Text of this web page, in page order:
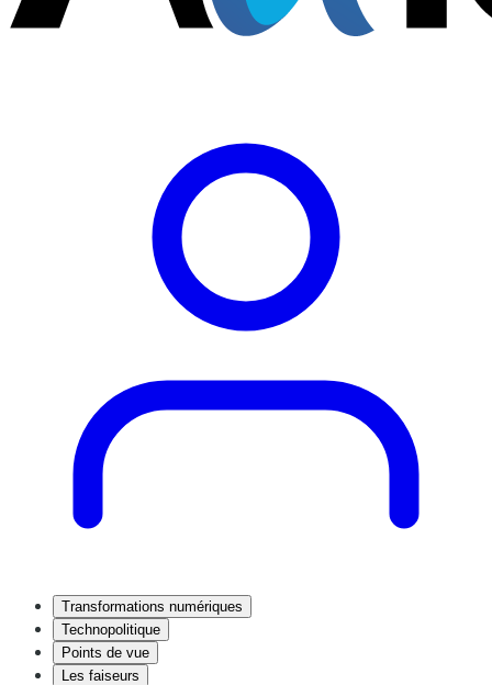
Transformations numériques
Technopolitique
Points de vue
Les faiseurs